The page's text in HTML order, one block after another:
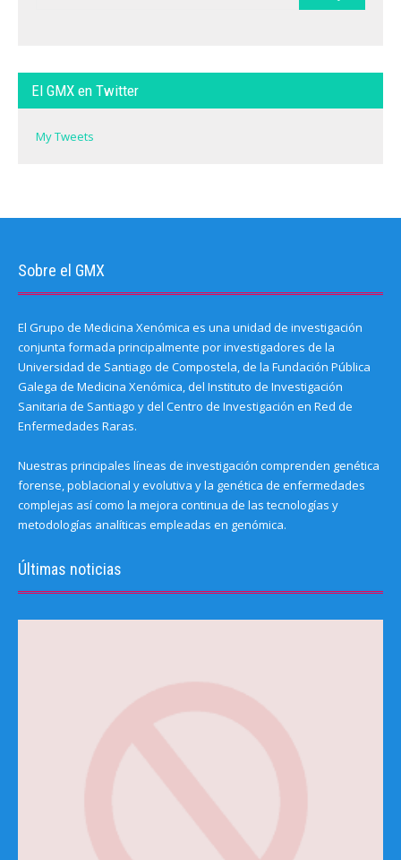
El GMX en Twitter
My Tweets
Sobre el GMX
El Grupo de Medicina Xenómica es una unidad de investigación
conjunta formada principalmente por investigadores de la
Universidad de Santiago de Compostela, de la Fundación Pública
Galega de Medicina Xenómica, del Instituto de Investigación
Sanitaria de Santiago y del Centro de Investigación en Red de
Enfermedades Raras.
Nuestras principales líneas de investigación comprenden genética
forense, poblacional y evolutiva y la genética de enfermedades
complejas así como la mejora continua de las tecnologías y
metodologías analíticas empleadas en genómica.
Últimas noticias